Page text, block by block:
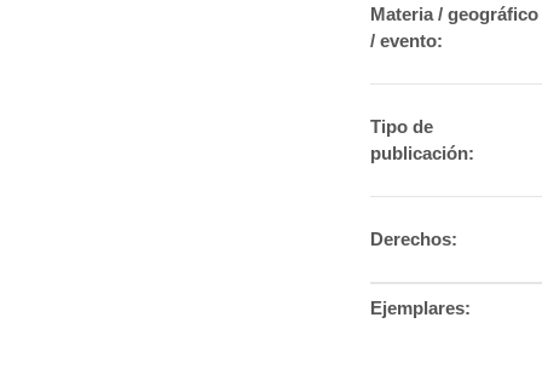
Materia / geográfico
/ evento:
Tipo de
publicación:
Derechos:
Ejemplares: